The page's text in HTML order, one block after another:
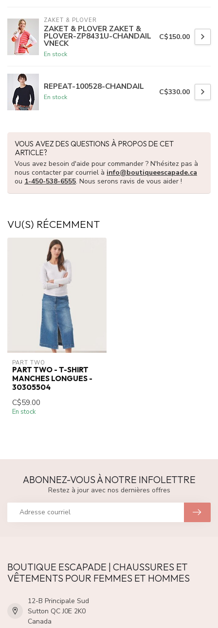
ZAKET & PLOVER
ZAKET & PLOVER ZAKET &
PLOVER-ZP8431U-CHANDAIL
VNECK
En stock
C$150.00
REPEAT-100528-CHANDAIL
En stock
C$330.00
VOUS AVEZ DES QUESTIONS À PROPOS DE CET
ARTICLE?
Vous avez besoin d'aide pour commander ? N'hésitez pas à
nous contacter par courriel à info@boutiqueescapade.ca
ou 1-450-538-6555. Nous serons ravis de vous aider !
VU(S) RÉCEMMENT
PART TWO
PART TWO - T-SHIRT
MANCHES LONGUES -
30305504
C$59.00
En stock
ABONNEZ-VOUS À NOTRE INFOLETTRE
Restez à jour avec nos dernières offres
BOUTIQUE ESCAPADE | CHAUSSURES ET
VÊTEMENTS POUR FEMMES ET HOMMES
12-B Principale Sud
Sutton QC J0E 2K0
Canada